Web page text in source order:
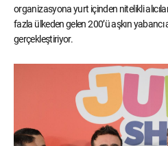
organizasyona yurt içinden nitelikli
fazla ülkeden gelen 200’ü aşkın yabancı
gerçekleştiriyor.